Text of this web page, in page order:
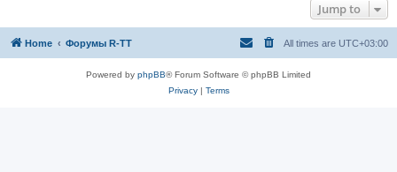
Jump to
Home Форумы R-TT All times are UTC+03:00
Powered by phpBB® Forum Software © phpBB Limited
Privacy| Terms